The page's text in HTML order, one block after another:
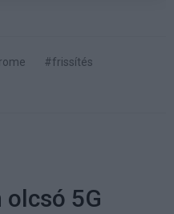
#frissítés
olcsó 5G